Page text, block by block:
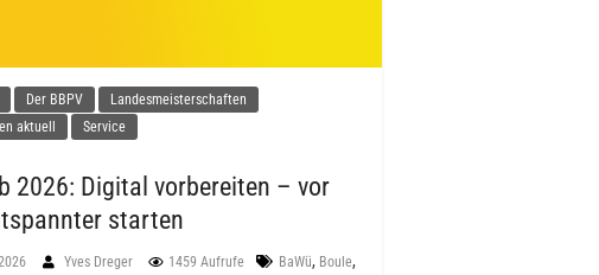
Der BBPV
Landesmeisterschaften
aktuell
Service
2026: Digital vorbereiten – vor
starten
Yves Dreger 1459 Aufrufe BaWü, Boule,